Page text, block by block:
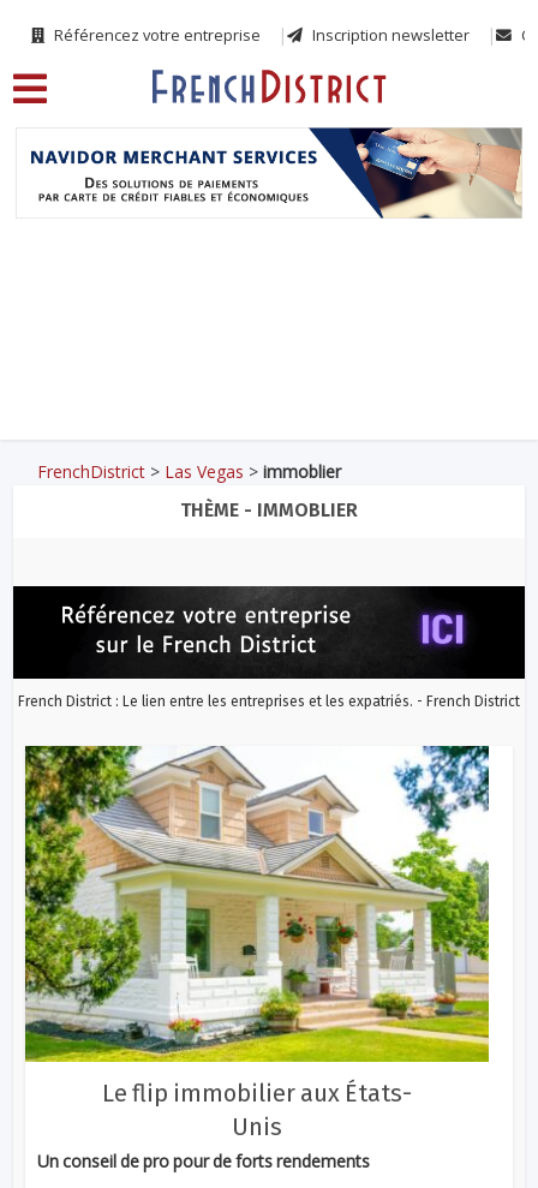
Référencez votre entreprise Inscription newsletter
FrenchDistrict > Las Vegas >immoblier
THÈME - IMMOBLIER
French District : Le lien entre les entreprises et les expatriés. - French District
Le flip immobilier aux États-
Unis
Un conseil de pro pour de forts rendements